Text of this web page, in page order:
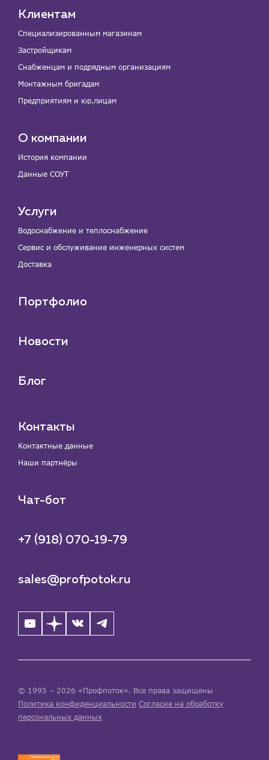
Клиентам
Специализированным магазинам
Застройщикам
Снабженцам и подрядным организациям
Монтажным бригадам
Предприятиям и юр.лицам
О компании
История компании
Данные СОУТ
Услуги
Водоснабжение и теплоснабжение
Сервис и обслуживание инженерных систем
Доставка
Портфолио
Новости
Блог
Контакты
Контактные данные
Наши партнёры
Чат-бот
+7 (918) 070-19-79
sales@profpotok.ru
© 1995 – 2026 «Профпоток». Все права защищены
Политика конфиденциальности Согласие на обработку
персональных данных